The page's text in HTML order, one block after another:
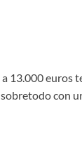
13.000 euros
con